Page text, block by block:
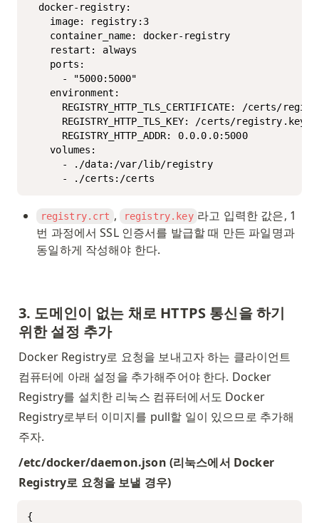
  docker-registry:
    image: registry:3
    container_name: docker-registry
    restart: always
    ports:
      - "5000:5000"
    environment:
REGISTRY_HTTP_TLS_CERTIFICATE: /certs/
      REGISTRY_HTTP_TLS_KEY: /certs/registry.key
      REGISTRY_HTTP_ADDR: 0.0.0.0:5000
    volumes:
      - ./data:/var/lib/registry
      - ./certs:/certs
registry.crt , registry.key 라고 입력한 값은, 1
번 과정에서 SSL 인증서를 발급할 때 만든 파일명과
동일하게 작성해야 한다.
3. 도메인이 없는 채로 HTTPS 통신을 하기
위한 설정 추가
Docker Registry로 요청을 보내고자 하는 클라이언트
컴퓨터에 아래 설정을 추가해주어야 한다. Docker
Registry를 설치한 리눅스 컴퓨터에서도 Docker
Registry로부터 이미지를 pull할 일이 있으므로 추가해
주자.
/etc/docker/daemon.json (리눅스에서 Docker
Registry로 요청을 보낼 경우)
{